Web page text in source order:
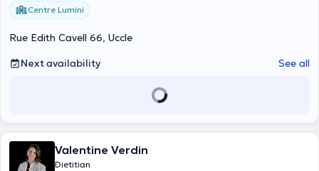
Centre Lumini
Rue Edith Cavell 66, Uccle
Next availability
See all
Valentine Verdin
Dietitian